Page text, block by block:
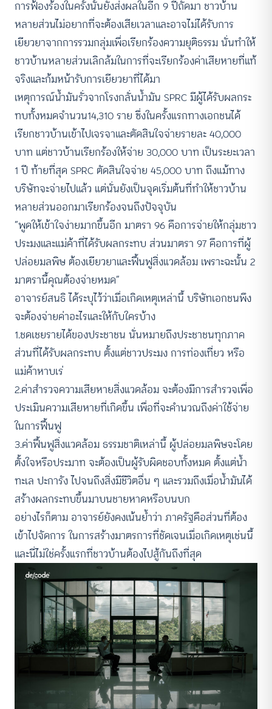
การฟ้องร้องในครั้งนั้นยังส่งผลในอีก 9 ปีถัดมา ชาวบ้าน
หลายส่วนไม่อยากที่จะต้องเสียเวลาและอาจไม่ได้รับการ
เยียวยาจากการรวมกลุ่มเพื่อเรียกร้องความยุติธรรม นั่นทำให้
ชาวบ้านหลายส่วนเลิกล้มในการที่จะเรียกร้องค่าเสียหายที่แท้
จริงและก้มหน้ารับการเยียวยาที่ได้มา
เหตุการณ์น้ำมันรั่วจากโรงกลั่นน้ำมัน SPRC มีผู้ได้รับผลกระ
ทบทั้งหมดจำนวน14,310 ราย ซึ่งในครั้งแรกทางเอกชนได้
เรียกชาวบ้านเข้าไปเจรจาและตัดสินใจจ่ายรายละ 40,000
บาท แต่ชาวบ้านเรียกร้องให้จ่าย 30,000 บาท เป็นระยะเวลา
1 ปี ท้ายที่สุด SPRC ตัดสินใจจ่าย 45,000 บาท ถึงแม้ทาง
บริษัทจะจ่ายไปแล้ว แต่นั่นยังเป็นจุดเริ่มต้นที่ทำให้ชาวบ้าน
หลายส่วนออกมาเรียกร้องจนถึงปัจจุบัน
“พูดให้เข้าใจง่ายมากขึ้นอีก มาตรา 96 คือการจ่ายให้กลุ่มชาว
ประมงและแม่ค้าที่ได้รับผลกระทบ ส่วนมาตรา 97 คือการที่ผู้
ปล่อยมลพิษ ต้องเยียวยาและฟื้นฟูสิ่งแวดล้อม เพราะฉะนั้น 2
มาตรานี้คุณต้องจ่ายหมด”
อาจารย์สนธิ ได้ระบุไว้ว่าเมื่อเกิดเหตุเหล่านี้ บริษัทเอกชนพึง
จะต้องจ่ายค่าอะไรและให้กับใครบ้าง
1.ชดเชยรายได้ของประชาชน นั่นหมายถึงประชาชนทุกภาค
ส่วนที่ได้รับผลกระทบ ตั้งแต่ชาวประมง การท่องเที่ยว หรือ
แม่ค้าหาบเร่
2.ค่าสำรวจความเสียหายสิ่งแวดล้อม จะต้องมีการสำรวจเพื่อ
ประเมินความเสียหายที่เกิดขึ้น เพื่อที่จะคำนวณถึงค่าใช้จ่าย
ในการฟื้นฟู
3.ค่าฟื้นฟูสิ่งแวดล้อม ธรรมชาติเหล่านี้ ผู้ปล่อยมลพิษจะโดย
ตั้งใจหรือประมาท จะต้องเป็นผู้รับผิดชอบทั้งหมด ตั้งแต่น้ำ
ทะเล ปะการัง ไปจนถึงสิ่งมีชีวิตอื่น ๆ และรวมถึงเมื่อน้ำมันได้
สร้างผลกระทบขึ้นมาบนชายหาดหรือบนบก
อย่างไรก็ตาม อาจารย์ยังคงเน้นย้ำว่า ภาครัฐคือส่วนที่ต้อง
เข้าไปจัดการ ในการสร้างมาตรการที่ชัดเจนเมื่อเกิดเหตุเช่นนี้
และนี่ไม่ใช่ครั้งแรกที่ชาวบ้านต้องไปสู้กันถึงที่สุด